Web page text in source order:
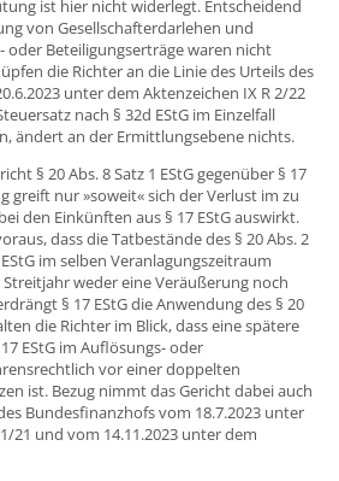
ist hier nicht widerlegt. Entscheidend
von Gesellschafterdarlehen und
oder Beteiligungserträge waren nicht
die Richter an die Linie des Urteils des
unter dem Aktenzeichen IX R 2/22
nach § 32d EStG im Einzelfall
ändert an der Ermittlungsebene nichts.
§ 20 Abs. 8 Satz 1 EStG gegenüber § 17
greift nur »soweit« sich der Verlust im zu
den Einkünften aus § 17 EStG auswirkt.
dass die Tatbestände des § 20 Abs. 2
im selben Veranlagungszeitraum
weder eine Veräußerung noch
§ 17 EStG die Anwendung des § 20
die Richter im Blick, dass eine spätere
EStG im Auflösungs- oder
vor einer doppelten
ist. Bezug nimmt das Gericht dabei auch
Bundesfinanzhofs vom 18.7.2023 unter
21 und vom 14.11.2023 unter dem